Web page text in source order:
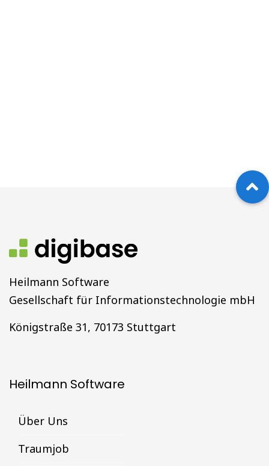
Heilmann Software
Gesellschaft für Informationstechnologie mbH
Königstraße 31, 70173 Stuttgart
Heilmann Software
Über Uns
Traumjob